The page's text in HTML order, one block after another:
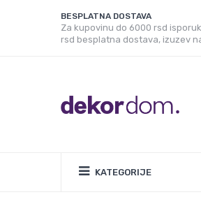
BESPLATNA DOSTAVA
Za kupovinu do 6000 rsd
rsd besplatna dostava, izuzev
KATEGORIJE